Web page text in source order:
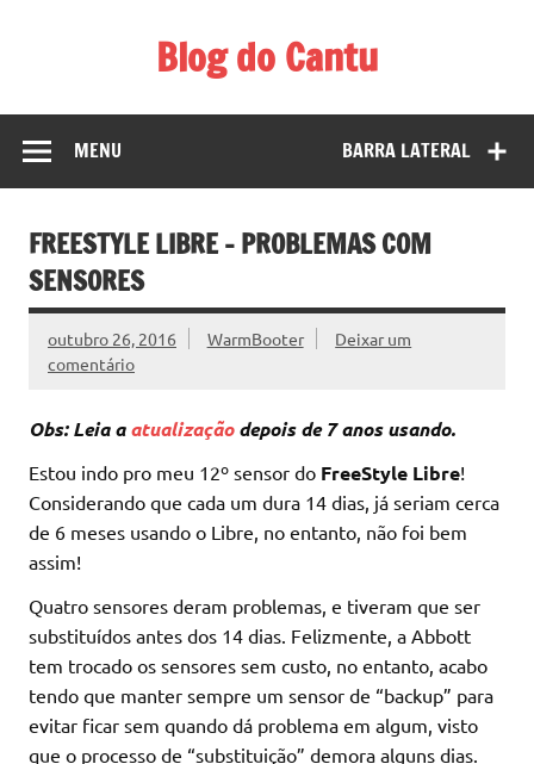
Blog do Cantu
a tecnologia, música, etc.
BARRA LATERAL
MENU
FREESTYLE LIBRE – PROBLEMAS COM
SENSORES
outubro 26, 2016 WarmBooter
Deixar um
comentário
Obs: Leia aatualizaçãodepois de 7 anos usando.
Estou indo pro meu 12º sensor do FreeStyle Libre!
Considerando que cada um dura 14 dias, já seriam cerca
de 6 meses usando o Libre, no entanto, não foi bem
assim!
Quatro sensores deram problemas, e tiveram que ser
substituídos antes dos 14 dias. Felizmente, a Abbott
tem trocado os sensores sem custo, no entanto, acabo
tendo que manter sempre um sensor de “backup” para
evitar ficar sem quando dá problema em algum, visto
que o processo de “substituição” demora alguns dias.